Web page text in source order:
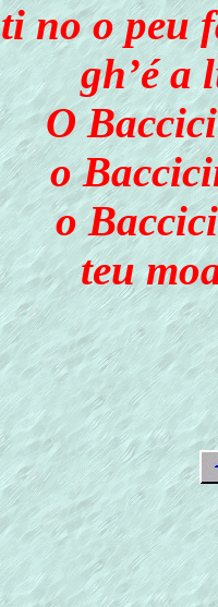
ti no o peu
gh’é a
O
o
o
teu